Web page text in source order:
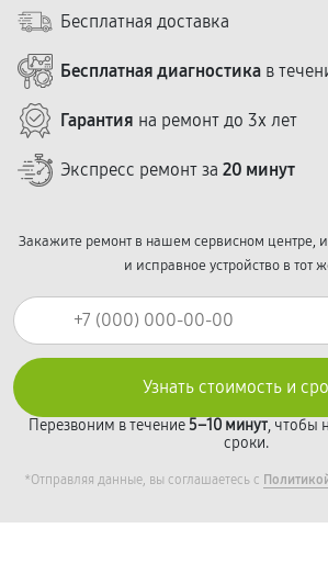
Бесплатная доставка
Бесплатная диагностика в
Гарантия на ремонт до 3х лет
Экспресс ремонт за 20 минут
Закажите ремонт в нашем сервисном центре,
и исправное устройство в тот
Перезвоним в течение 5–10 минут, чтобы
сроки.
*Отправляя данные, вы соглашаетесь с